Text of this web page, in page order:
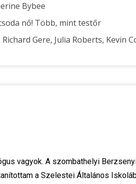
Bybee
nő! Több, mint testőr
Richard Gere, Julia Roberts, Kevin
vagyok. A szombathelyi
a Szelestei Általános